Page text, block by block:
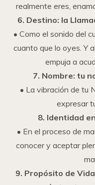
realmente eres,
6. Destino: la
• Como el sonido del
cuanto que lo oyes. Y
empuja a
7. Nombre: tu
• La vibración de tu
expresar
8. Identidad
• En el proceso de
conocer y aceptar
9. Propósito de